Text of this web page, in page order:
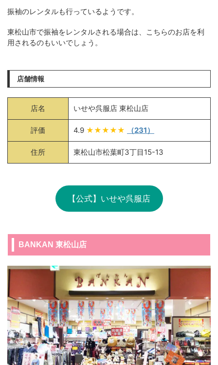
振袖のレンタルも行っているようです。
東松山市で振袖をレンタルされる場合は、こちらのお店を利
用されるのもいいでしょう。
店舗情報
店名 いせや呉服店 東松山店
評価 4.9 ★★★★★ （231）
住所 東松山市松葉町3丁目15-13
【公式】いせや呉服店
BANKAN 東松山店